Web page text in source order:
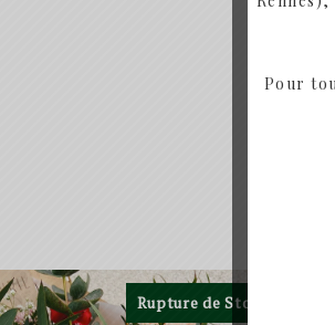
Rupture de Stock
Pour